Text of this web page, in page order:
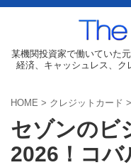
某機関投資家で働いていた
経済、キャッシュレス、ク
HOME > クレジットカード >
セゾンのビ
2026！コ